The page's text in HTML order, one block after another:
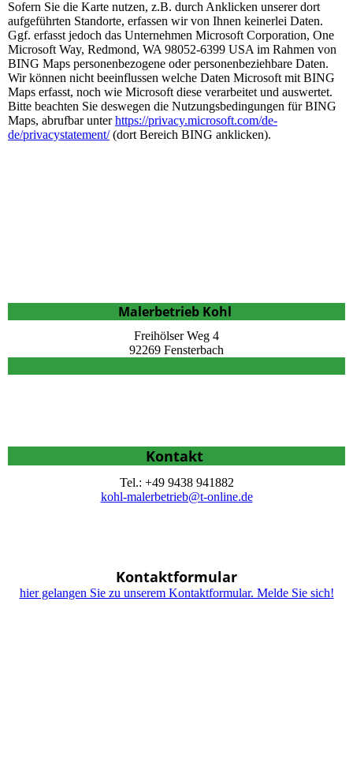
Sofern Sie die Karte nutzen, z.B. durch Anklicken unserer dort
aufgeführten Standorte, erfassen wir von Ihnen keinerlei Daten.
Ggf. erfasst jedoch das Unternehmen Microsoft Corporation, One
Microsoft Way, Redmond, WA 98052-6399 USA im Rahmen von
BING Maps personenbezogene oder personenbeziehbare Daten.
Wir können nicht beeinflussen welche Daten Microsoft mit BING
Maps erfasst, noch wie Microsoft diese verarbeitet und auswertet.
Bitte beachten Sie deswegen die Nutzungsbedingungen für BING
Maps, abrufbar unterhttps://privacy.microsoft.com/de-
de/privacystatement/(dort Bereich BING anklicken).
Malerbetrieb Kohl
Freihölser Weg 4
92269 Fensterbach
Kontakt
Tel.: +49 9438 941882
kohl-malerbetrieb@t-online.de
Kontaktformular
hier gelangen Sie zu unserem Kontaktformular. Melde Sie sich!